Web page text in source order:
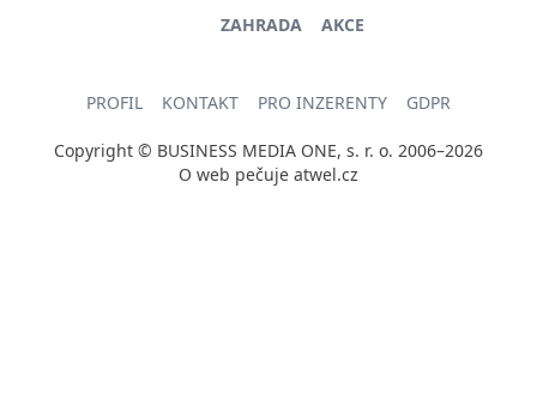
ZAHRADA
AKCE
PROFIL KONTAKT PRO INZERENTY GDPR
Copyright © BUSINESS MEDIA ONE, s. r. o. 2006–2026